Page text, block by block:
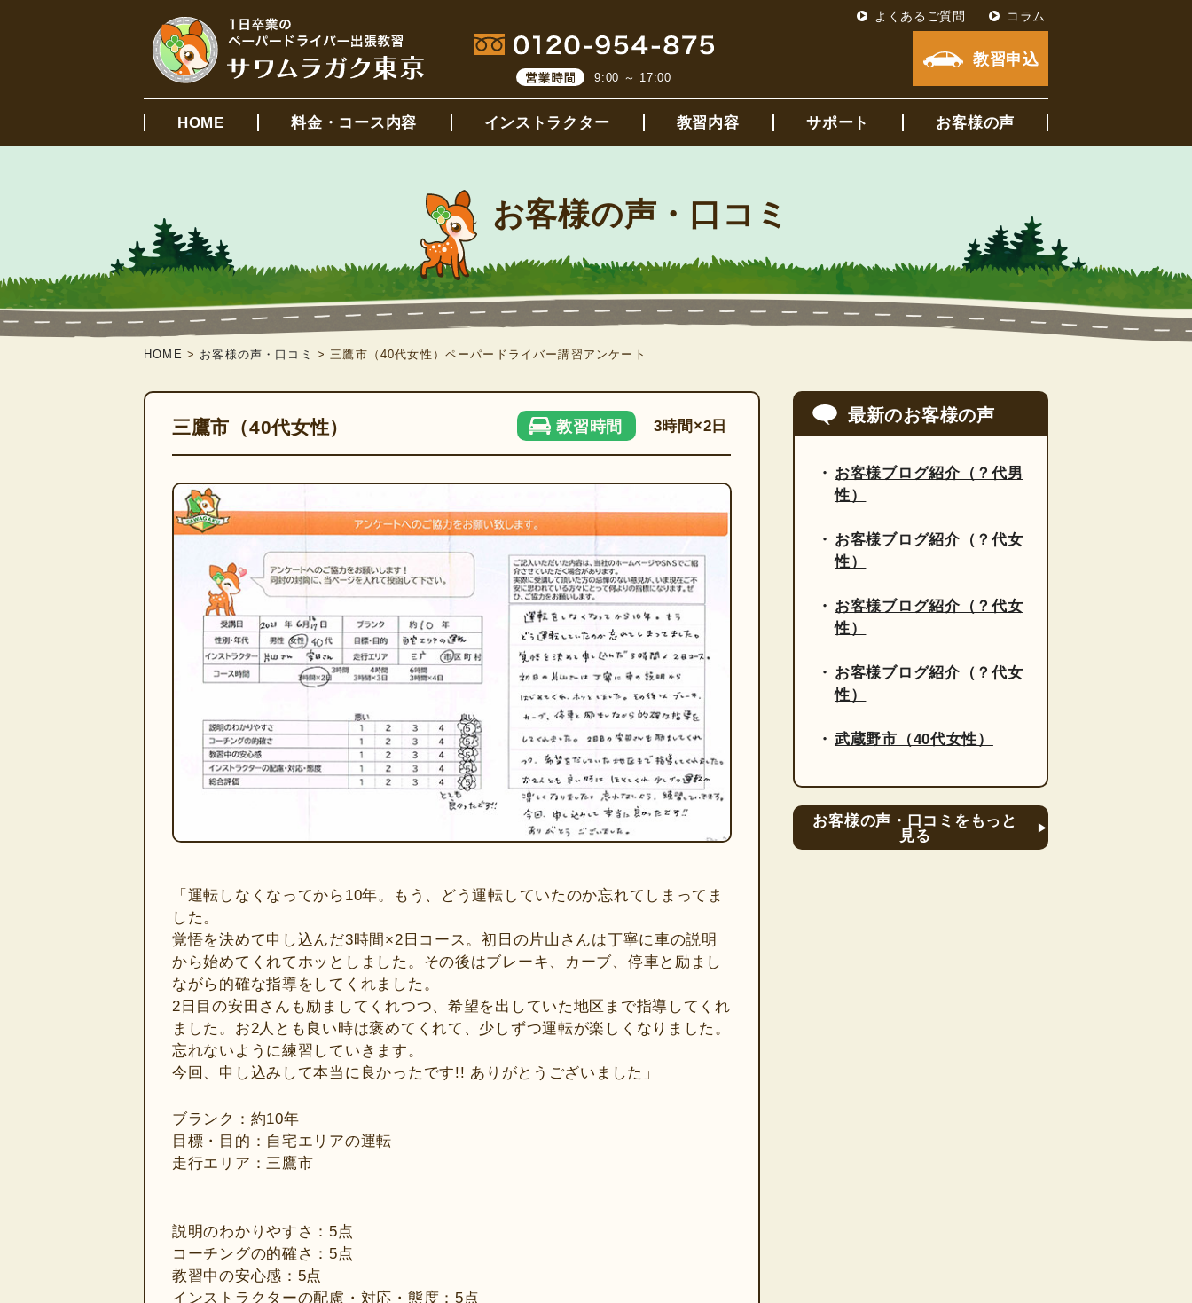
9:00 ～ 17:00
教習申込
よくあるご質問 コラム
HOME 料金・コース内容 インストラクター 教習内容 サポート お客様の声
お客様の声・口コミ
HOME > お客様の声・口コミ >三鷹市（40代女性）ペーパードライバー講習アンケート
三鷹市（40代女性） 教習時間 3時間×2日
「運転しなくなってから10年。もう、どう運転していたのか忘れてしまってま
した。
覚悟を決めて申し込んだ3時間×2日コース。初日の片山さんは丁寧に車の説明
から始めてくれてホッとしました。その後はブレーキ、カーブ、停車と励まし
ながら的確な指導をしてくれました。
2日目の安田さんも励ましてくれつつ、希望を出していた地区まで指導してくれ
ました。お2人とも良い時は褒めてくれて、少しずつ運転が楽しくなりました。
忘れないように練習していきます。
今回、申し込みして本当に良かったです!! ありがとうございました」
ブランク：約10年
目標・目的：自宅エリアの運転
走行エリア：三鷹市
説明のわかりやすさ：5点
コーチングの的確さ：5点
教習中の安心感：5点
インストラクターの配慮・対応・態度：5点
最新のお客様の声
お客様ブログ紹介（？代男
性）
お客様ブログ紹介（？代女
性）
お客様ブログ紹介（？代女
性）
お客様ブログ紹介（？代女
性）
武蔵野市（40代女性）
お客様の声・口コミをもっと
見る